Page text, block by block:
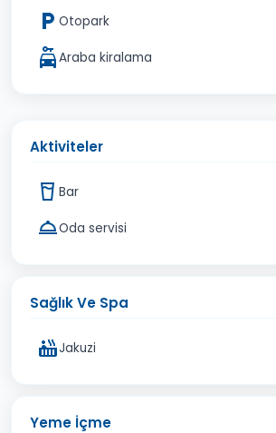
Otopark
Araba kiralama
Aktiviteler
Bar
Oda servisi
Sağlık Ve Spa
Jakuzi
Yeme İçme